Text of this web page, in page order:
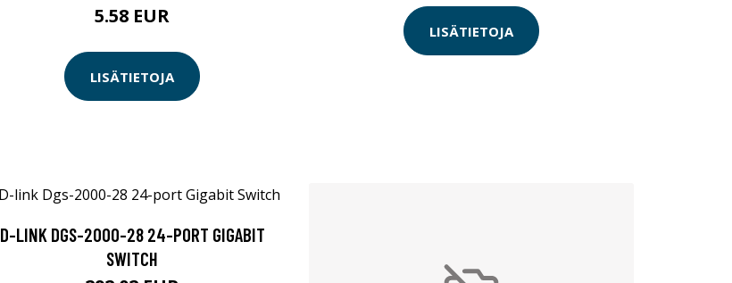
5.58 EUR
LISÄTIETOJA
LISÄTIETOJA
D-LINK DGS-2000-28 24-PORT GIGABIT
SWITCH